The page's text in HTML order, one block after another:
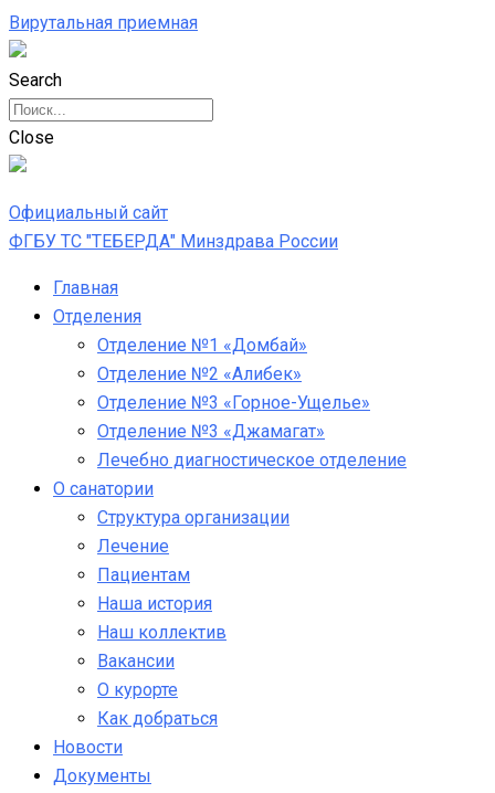
Вирутальная приемная
Search
Close
Официальный сайт
ФГБУ ТС "ТЕБЕРДА" Минздрава России
Главная
Отделения
Отделение №1 «Домбай»
Отделение №2 «Алибек»
Отделение №3 «Горное-Ущелье»
Отделение №3 «Джамагат»
Лечебно диагностическое отделение
О санатории
Структура организации
Лечение
Пациентам
Наша история
Наш коллектив
Вакансии
О курорте
Как добраться
Новости
Документы